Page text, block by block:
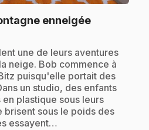
enneigée.
une de leurs aventures
neige. Bob commence à
puisqu'elle portait des
un studio, des enfants
plastique sous leurs
brisent sous le poids des
essayent…